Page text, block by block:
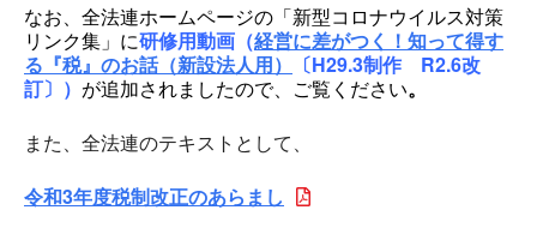
なお、全法連ホームページの「新型コロナウイルス対策
リンク集」に研修用動画（経営に差がつく！知って得す
る『税』のお話（新設法人用）
〔H29.3制作 R2.6改
訂〕） が追加されましたので、ご覧ください。
また、全法連のテキストとして、
令和3年度税制改正のあらまし